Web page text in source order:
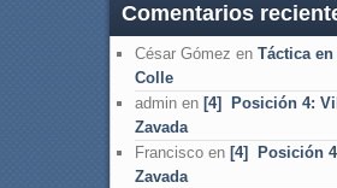
Comentarios
César Gómez en Táctica
Colle
adminen [4] Posición 4:
Zavada
Franciscoen [4] Posición
Zavada